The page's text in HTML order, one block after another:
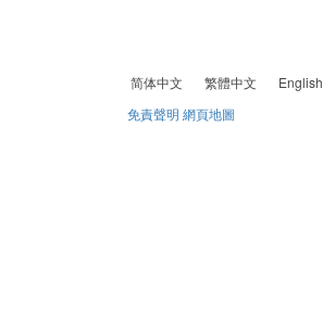
简体中文 繁體中文
English
免責聲明 網頁地圖